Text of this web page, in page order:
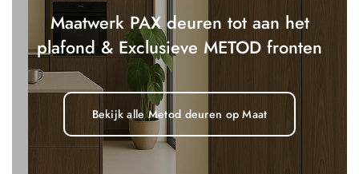
Maatwerk PAX deuren tot aan het
plafond & Exclusieve METOD fronten
Bekijk alle Metod deuren op Maat